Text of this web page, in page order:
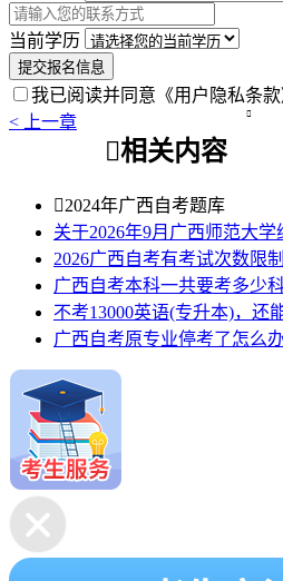
当前学历
提交报名信息
我已阅读并同意 《用户隐私条款
< 上一章

相关内容
2024年广西自考题库
关于2026年9月广西师范大
2026广西自考有考试次数限
广西自考本科一共要考多少
不考13000英语(专升本)，还
广西自考原专业停考了怎么